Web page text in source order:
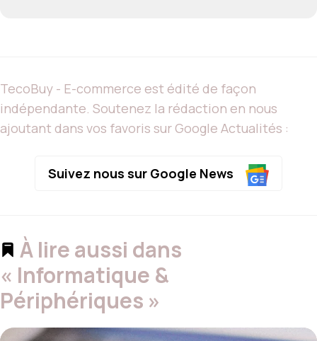
TecoBuy - E-commerce est édité de façon
indépendante. Soutenez la rédaction en nous
ajoutant dans vos favoris sur Google Actualités :
Suivez nous sur Google News
À lire aussi dans
« Informatique &
Périphériques »